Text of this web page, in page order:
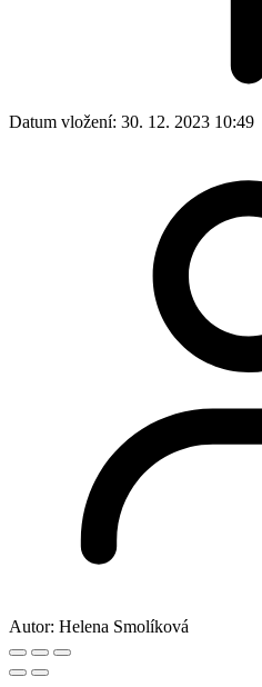
Datum vložení: 30. 12. 2023 10:49
Autor: Helena Smolíková